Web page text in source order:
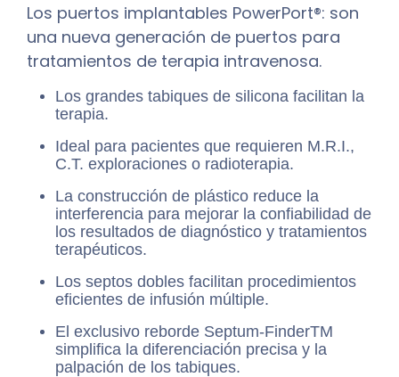
Los puertos implantables PowerPort®: son
una nueva generación de puertos para
tratamientos de terapia intravenosa.
Los grandes tabiques de silicona facilitan la
terapia.
Ideal para pacientes que requieren M.R.I.,
C.T. exploraciones o radioterapia.
La construcción de plástico reduce la
interferencia para mejorar la confiabilidad de
los resultados de diagnóstico y tratamientos
terapéuticos.
Los septos dobles facilitan procedimientos
eficientes de infusión múltiple.
El exclusivo reborde Septum-FinderTM
simplifica la diferenciación precisa y la
palpación de los tabiques.